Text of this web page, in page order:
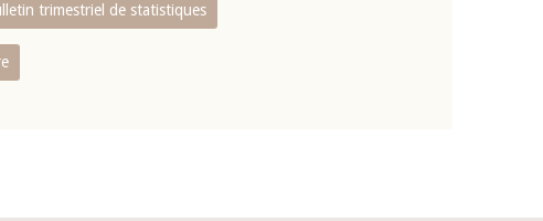
trimestriel de statistiques